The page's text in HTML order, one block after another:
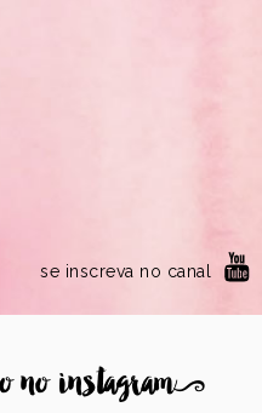
se inscreva no canal
no instagram9